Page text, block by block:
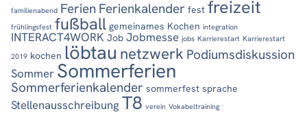
familienabend Ferien Ferienkalender fest freizeit
frühlingsfest fußball gemeinames Kochen integration
INTERACT4WORK Job Jobmesse jobs Karrierestart Karrierestart
2019 kochen löbtau netzwerk Podiumsdiskussion
Sommer Sommerferien
Sommerferienkalender sommerfest sprache
Stellenausschreibung T8 verein Vokabeltraining